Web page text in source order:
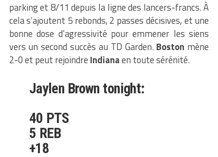
parking et 8/11 depuis la ligne des lancers-francs. À
cela s’ajoutent 5 rebonds, 2 passes décisives, et une
bonne dose d’agressivité pour emmener les siens
vers un second succès au TD Garden. Boston mène
2-0 et peut rejoindre Indianaen toute sérénité.
Jaylen Brown tonight:
40 PTS
5 REB
+18